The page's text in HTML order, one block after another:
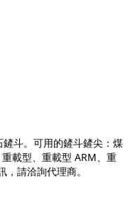
斗。可用的鏟斗鏟尖：煤
載型、重載型 ARM、重
請洽詢代理商。